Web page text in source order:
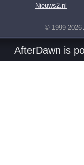
Nieuws2.nl
© 1999-2026
AfterDawn is